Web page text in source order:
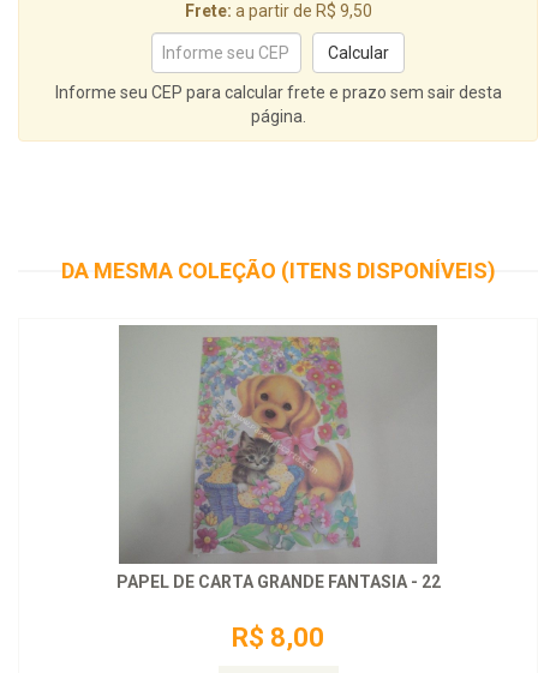
Frete: a partir de R$ 9,50
Informe seu CEP para calcular frete e prazo sem sair desta
página.
DA MESMA COLEÇÃO (ITENS DISPONÍVEIS)
PAPEL DE CARTA GRANDE FANTASIA - 22
R$ 8,00